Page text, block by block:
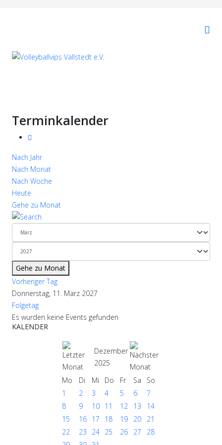
Terminkalender
Nach Jahr
Nach Monat
Nach Woche
Heute
Gehe zu Monat
Gehe zu Monat
Vorheriger Tag
Donnerstag, 11. März 2027
Folgetag
Es wurden keine Events gefunden
KALENDER
Dezember
2025
Mo
Di Mi Do Fr Sa
So
1
2 3 4 5 6
7
8
9 10 11 12 13
14
15
16 17 18 19 20
21
22
23 24 25 26 27
28